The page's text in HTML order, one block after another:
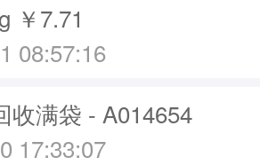
￥7.71
08:57:16
收满袋 - A014654
17:33:07